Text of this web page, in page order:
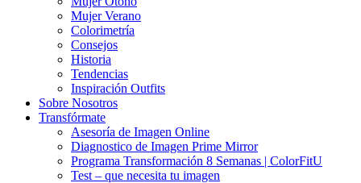
Mujer Verano
Colorimetría
Consejos
Historia
Tendencias
Inspiración Outfits
Sobre Nosotros
Transfórmate
Asesoría de Imagen Online
Diagnostico de Imagen Prime Mirror
Programa Transformación 8 Semanas | ColorFitU
Test – que necesita tu imagen